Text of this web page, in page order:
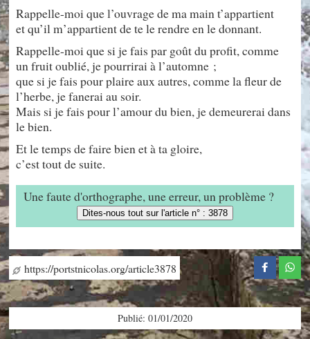
Rappelle-moi que l’ouvrage de ma main t’appartient
et qu’il m’appartient de te le rendre en le donnant.
Rappelle-moi que si je fais par goût du profit, comme
un fruit oublié, je pourrirai à l’automne ;
que si je fais pour plaire aux autres, comme la fleur de
l’herbe, je fanerai au soir.
Mais si je fais pour l’amour du bien, je demeurerai dans
le bien.
Et le temps de faire bien et à ta gloire,
c’est tout de suite.
Une faute d'orthographe, une erreur, un problème ?
Dites-nous tout sur l'article n° : 3878
https://portstnicolas.org/article3878
Publié: 01/01/2020